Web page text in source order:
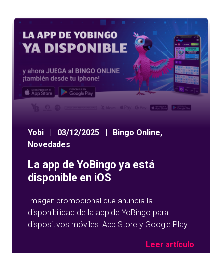
Yobi 03/12/2025 Bingo Online,
Novedades
La app de YoBingo ya está
disponible en iOS
Imagen promocional que anuncia la
disponibilidad de la app de YoBingo para
dispositivos móviles: App Store y Google Play
Leer artículo